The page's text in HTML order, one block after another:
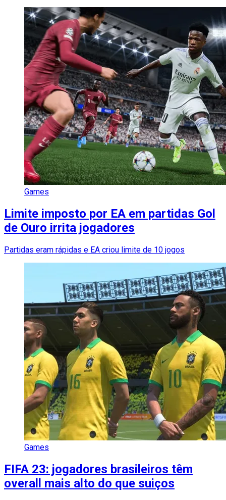
Games
Limite imposto por EA em partidas Gol
de Ouro irrita jogadores
Partidas eram rápidas e EA criou limite de 10 jogos
Games
FIFA 23: jogadores brasileiros têm
overall mais alto do que suiços